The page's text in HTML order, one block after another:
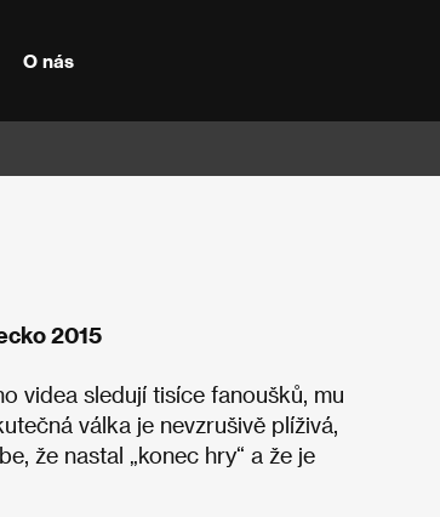
O nás
2015
videa sledují tisíce fanoušků, mu
válka je nevzrušivě plíživá,
že nastal „konec hry“ a že je